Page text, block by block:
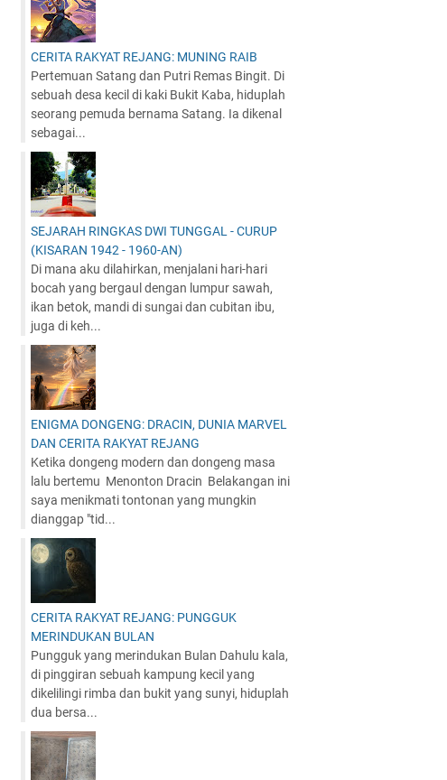
CERITA RAKYAT REJANG: MUNING RAIB
Pertemuan Satang dan Putri Remas Bingit. Di
sebuah desa kecil di kaki Bukit Kaba, hiduplah
seorang pemuda bernama Satang. Ia dikenal
sebagai...
SEJARAH RINGKAS DWI TUNGGAL - CURUP
(KISARAN 1942 - 1960-AN)
Di mana aku dilahirkan, menjalani hari-hari
bocah yang bergaul dengan lumpur sawah,
ikan betok, mandi di sungai dan cubitan ibu,
juga di keh...
ENIGMA DONGENG: DRACIN, DUNIA MARVEL
DAN CERITA RAKYAT REJANG
Ketika dongeng modern dan dongeng masa
lalu bertemu Menonton Dracin Belakangan ini
saya menikmati tontonan yang mungkin
dianggap "tid...
CERITA RAKYAT REJANG: PUNGGUK
MERINDUKAN BULAN
Pungguk yang merindukan Bulan Dahulu kala,
di pinggiran sebuah kampung kecil yang
dikelilingi rimba dan bukit yang sunyi, hiduplah
dua bersa...